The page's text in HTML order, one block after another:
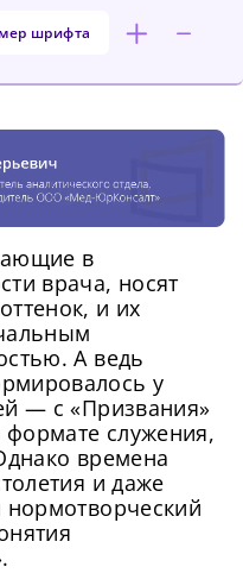
шрифта
в
врача, носят
и их
А ведь
у
— с «Призвания»
служения,
времена
и даже
нормотворческий